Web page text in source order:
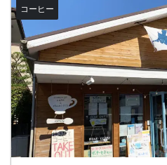
コーヒー